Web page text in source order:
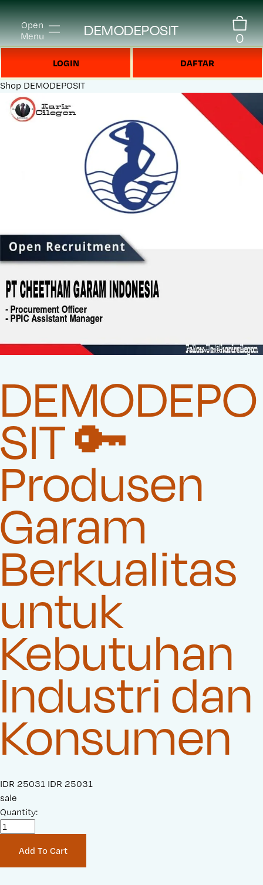
Open
Menu
DEMODEPOSIT 0
LOGIN DAFTAR
Shop DEMODEPOSIT
DEMODEPO
SIT 🔑
Produsen
Garam
Berkualitas
untuk
Kebutuhan
Industri dan
Konsumen
S
a
l
e
i
IDR 25031 O
n
a
IDR 25031
sale
Quantity:
Add To Cart